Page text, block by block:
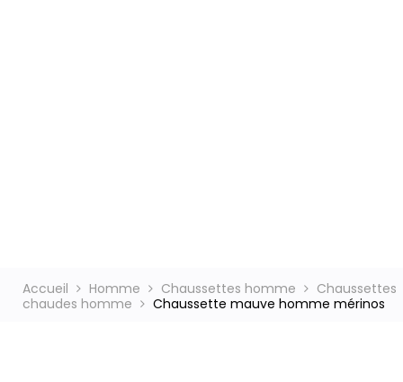
Accueil Homme Chaussettes homme
Chaussettes
chaudes homme
Chaussette mauve homme mérinos